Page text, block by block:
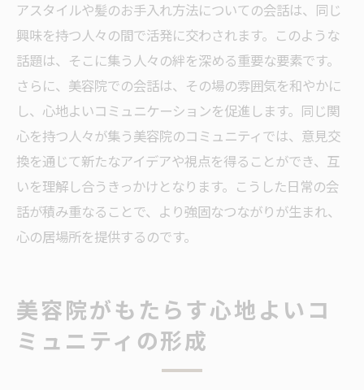
アスタイルや髪のお手入れ方法についての会話は、同じ
興味を持つ人々の間で活発に交わされます。このような
話題は、そこに集う人々の絆を深める重要な要素です。
さらに、美容院での会話は、その場の雰囲気を和やかに
し、心地よいコミュニケーションを促進します。同じ関
心を持つ人々が集う美容院のコミュニティでは、意見交
換を通じて新たなアイデアや視点を得ることができ、互
いを理解し合うきっかけとなります。こうした日常の会
話が積み重なることで、より強固なつながりが生まれ、
心の居場所を提供するのです。
美容院がもたらす心地よいコ
ミュニティの形成